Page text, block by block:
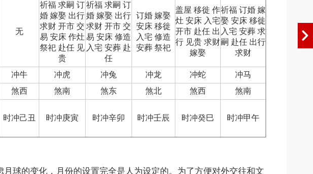
无
祈福 求嗣 订
婚 嫁娶 出行
求财 开市 交
易 安床 作灶
祭祀 赴任 见
贵
祈福 求嗣 订
婚 嫁娶 出行
求财 开市 交
易 安床 修造
入宅 安葬 赴
任
订婚 嫁娶
安床 移徙
入宅 修造
安葬 祭祀
盖屋 移徙 作
灶 安床 入宅
开市 赴任 出
行 见贵 求财
嫁娶
祈福 订婚 嫁
娶 安床 移徙
入宅 安葬 求
嗣 赴任 出行
求财
冲牛 冲虎 冲兔 冲龙 冲蛇
冲马
煞西 煞南 煞东 煞北 煞西 煞南
时冲己丑 时冲庚寅 时冲辛卯 时冲壬辰 时冲癸巳 时冲甲午
球的变化，月份的设置完全是人为设定的。为了方便对外交往和文